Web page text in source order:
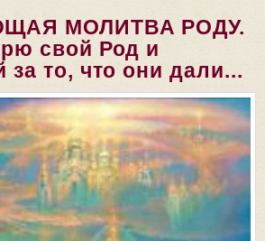
МОЛИТВА РОДУ.
свой Род и
за то, что они дали...